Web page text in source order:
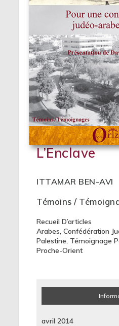
L’Enclave
ITTAMAR BEN-AVI
Témoins /
Recueil D’articles
Arabes,Confédération
Palestine, Témoignage
Proche-Orient
avril 2014